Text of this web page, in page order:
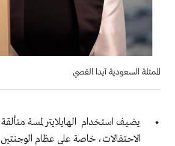
الممثلة السعودية آيدا القصي
يضيف استخدام الهايلايتر لمسة
الاحتفالات، خاصة على عظام